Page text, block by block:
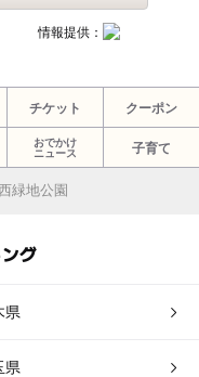
情報提供：
チケット クーポン
おでかけ
ニュース
子育て
緑地公園
グ
県
県